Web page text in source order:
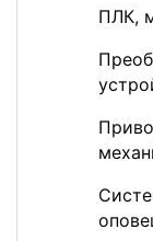
ПЛК,